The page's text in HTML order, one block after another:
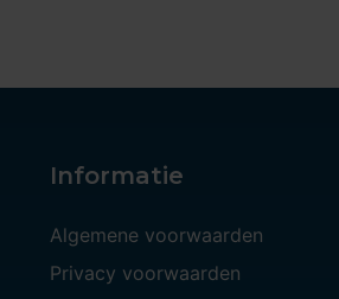
Informatie
Algemene voorwaarden
Privacy voorwaarden